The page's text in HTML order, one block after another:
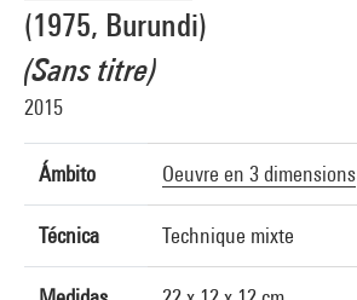
(1975, Burundi)
(Sans titre)
2015
Ámbito Oeuvre en 3 dimensions
Técnica Technique mixte